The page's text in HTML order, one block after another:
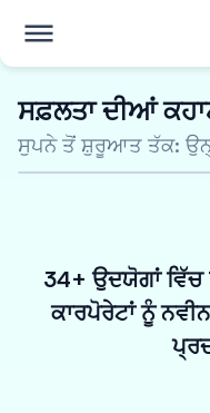
ਲਈ
ਉਪਭੋਗਤਾ
ਆਕਰਸ਼ਕ ਵਿਆਜ
48 ਘੰਟਿਆਂ ਦੇ
ਹੁਣੇ
ਸਫ਼ਲਤਾ ਦੀਆਂ
ਸੁਪਨੇ ਤੋਂ ਸ਼ੁਰੂਆਤ ਤੱਕ:
34+ ਉਦਯੋਗਾਂ
ਕਾਰਪੋਰੇਟਾਂ ਨੂੰ